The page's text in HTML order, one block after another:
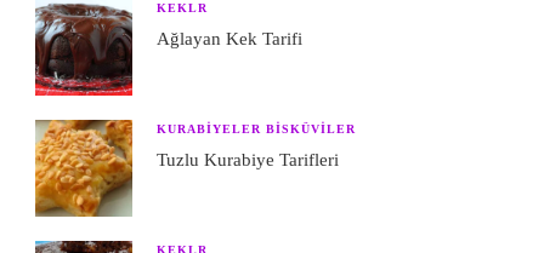
KEKLR
Ağlayan Kek Tarifi
KURABIYELER BISKÜVILER
Tuzlu Kurabiye Tarifleri